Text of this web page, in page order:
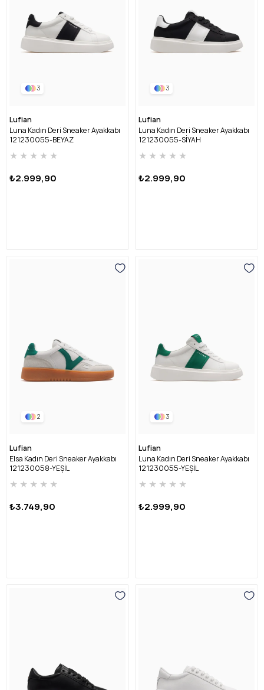
3
Lufian
Luna Kadın Deri Sneaker Ayakkabı
121230055-BEYAZ
★ ★ ★ ★ ★
₺2.999,90
3
Lufian
Luna Kadın Deri Sneaker Ayakkabı
121230055-SİYAH
★ ★ ★ ★ ★
₺2.999,90
2
Lufian
Elsa Kadın Deri Sneaker Ayakkabı
121230058-YEŞİL
★ ★ ★ ★ ★
₺3.749,90
3
Lufian
Luna Kadın Deri Sneaker Ayakkabı
121230055-YEŞİL
★ ★ ★ ★ ★
₺2.999,90